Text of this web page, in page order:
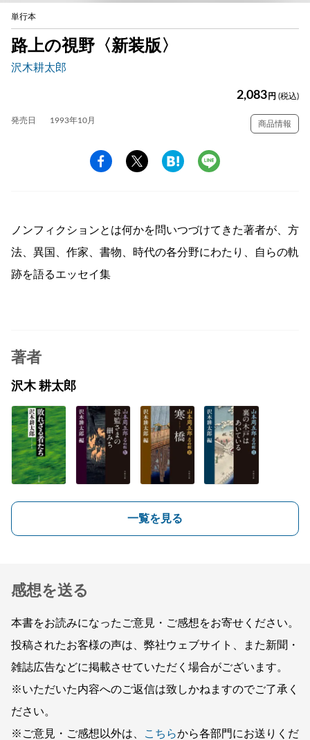
単行本
路上の視野〈新装版〉
沢木耕太郎
2,083 円 (税込)
発売日 1993年10月 商品情報
ノンフィクションとは何かを問いつづけてきた著者が、方
法、異国、作家、書物、時代の各分野にわたり、自らの軌
跡を語るエッセイ集
著者
沢木 耕太郎
一覧を見る
感想を送る
本書をお読みになったご意見・ご感想をお寄せください。
投稿されたお客様の声は、弊社ウェブサイト、また新聞・
雑誌広告などに掲載させていただく場合がございます。
※いただいた内容へのご返信は致しかねますのでご了承く
ださい。
※ご意見・ご感想以外は、
こちらから各部門にお送りくだ